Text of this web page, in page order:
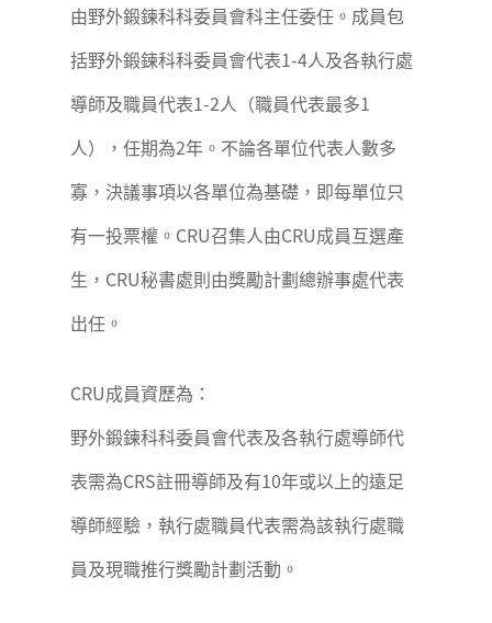
由野外鍛鍊科科委員會科主任委任。成員包
括野外鍛鍊科科委員會代表1-4人及各執行處
導師及職員代表1-2人（職員代表最多1
人），任期為2年。不論各單位代表人數多
寡，決議事項以各單位為基礎，即每單位只
有一投票權。CRU召集人由CRU成員互選產
生，CRU秘書處則由獎勵計劃總辦事處代表
出任。
CRU成員資歷為：
野外鍛鍊科科委員會代表及各執行處導師代
表需為CRS註冊導師及有10年或以上的遠足
導師經驗，執行處職員代表需為該執行處職
員及現職推行獎勵計劃活動。